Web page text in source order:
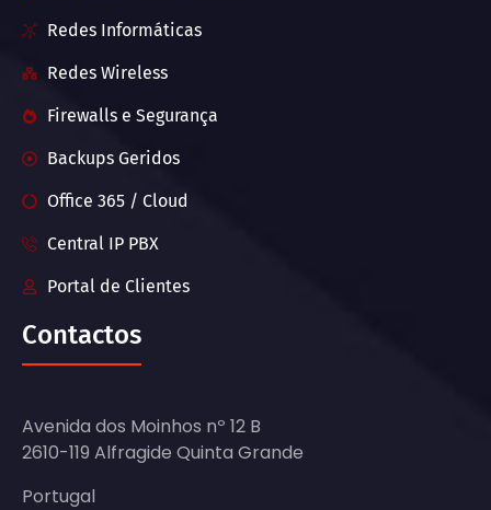
Redes Informáticas
Redes Wireless
Firewalls e Segurança
Backups Geridos
Office 365 / Cloud
Central IP PBX
Portal de Clientes
Contactos
Avenida dos Moinhos nº 12 B
2610-119 Alfragide Quinta Grande
Portugal